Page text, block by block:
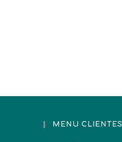
MENU CLIENTES